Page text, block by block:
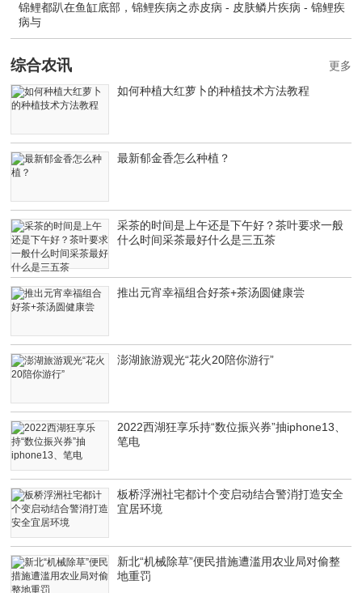
锦鲤都趴在鱼缸底部，锦鲤疾病之赤皮病 - 皮肤鳞片疾病 - 锦鲤疾
病与
综合农讯
如何种植大红萝卜的种植技术方法教程
最新郁金香怎么种植？
采茶的时间是上午还是下午好？茶叶要求一般
什么时间采茶最好什么是三五茶
推出元宵幸福组合好茶+茶汤圆健康尝
澎湖旅游观光“花火20陪你游行”
2022西湖狂享乐持“数位振兴券”抽iphone13、
笔电
板桥浮洲社宅都计个变启动结合警消打造安全
宜居环境
新北“机械除草”便民措施遭滥用农业局对偷整
地重罚
更多